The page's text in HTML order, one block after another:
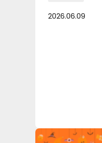
2026.06.09